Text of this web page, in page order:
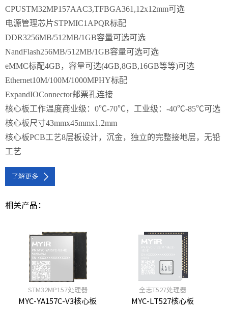
CPUSTM32MP157AAC3,TFBGA361,12x12mm可选
电源管理芯片STPMIC1APQR标配
DDR3256MB/512MB/1GB容量可选可选
NandFlash256MB/512MB/1GB容量可选可选
eMMC标配4GB，容量可选(4GB,8GB,16GB等等)可选
Ethernet10M/100M/1000MPHY标配
ExpandIOConnector邮票孔连接
核心板工作温度商业级：0℃-70℃，工业级：-40℃-85℃可选
核心板尺寸43mmx45mmx1.2mm
核心板PCB工艺8层板设计，沉金，独立的完整接地层，无铅
工艺
了解更多
相关产品：
STM32MP157处理器
MYC-YA157C-V3核心板
全志T527处理器
MYC-LT527核心板